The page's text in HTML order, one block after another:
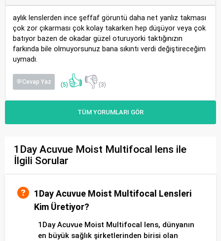
aylık lenslerden ince şeffaf göruntü daha net yanlız takması
çok zor çıkarması çok kolay takarken hep düşüyor veya çok
batıyor bazen de okadar güzel oturuyorki taktığınızın
farkında bile olmuyorsunuz bana sıkıntı verdi değiştireceğim
uymadı.
💬Cevap Yaz (5) 👍👎(3)
TÜM YORUMLARI GÖR
1Day Acuvue Moist Multifocal lens ile
İlgili Sorular
1Day Acuvue Moist Multifocal Lensleri
Kim Üretiyor?
1Day Acuvue Moist Multifocal lens, dünyanın
en büyük sağlık şirketlerinden birisi olan